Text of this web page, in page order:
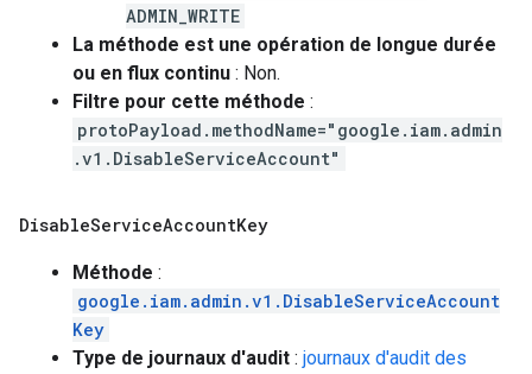
ADMIN_WRITE
La méthode est une opération de longue durée
ou en flux continu : Non.
Filtre pour cette méthode :
protoPayload.methodName="google.iam.admin
.v1.DisableServiceAccount"
DisableServiceAccountKey
Méthode :
google.iam.admin.v1.DisableServiceAccount
Key
Type de journaux d'audit : journaux d'audit des